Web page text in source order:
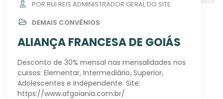
POR RUI REIS ADMINISTRADOR GERAL DO SITE
DEMAIS CONVÊNIOS
ALIANÇA FRANCESA DE GOIÁS
Desconto de 30% mensal nas mensalidades nos
cursos: Elementar, Intermediário, Superior,
Adolescentes e Independente. Site:
https://www.afgoiania.com.br/